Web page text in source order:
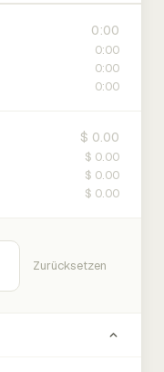
0:00
0:00
0:00
0:00
$ 0.00
$ 0.00
$ 0.00
$ 0.00
Zurücksetzen